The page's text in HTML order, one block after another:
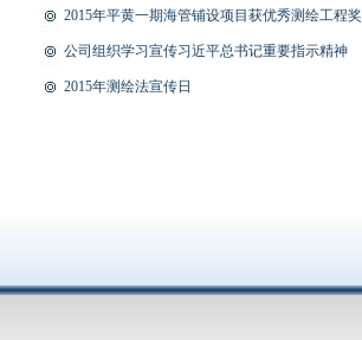
2015年平黄一期海管铺设项目获优秀测绘工程奖
公司组织学习宣传习近平总书记重要指示精神
2015年测绘法宣传日